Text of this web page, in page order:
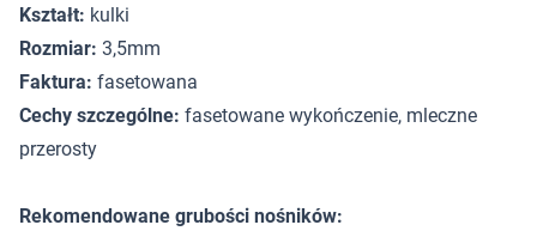
Kształt: kulki
Rozmiar: 3,5mm
Faktura: fasetowana
Cechy szczególne: fasetowane wykończenie, mleczne
przerosty
Rekomendowane grubości nośników: